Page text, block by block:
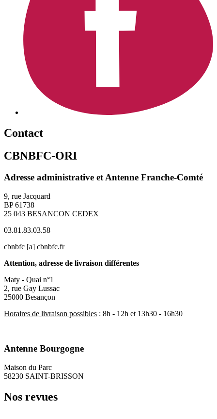
Contact
CBNBFC-ORI
Adresse administrative et Antenne Franche-Comté
9, rue Jacquard
BP 61738
25 043 BESANCON CEDEX
03.81.83.03.58
cbnbfc [a] cbnbfc.fr
Attention, adresse de livraison différentes
Maty - Quai n°1
2, rue Gay Lussac
25000 Besançon
Horaires de livraison possibles : 8h - 12h et 13h30 - 16h30
Antenne Bourgogne
Maison du Parc
58230 SAINT-BRISSON
Nos revues